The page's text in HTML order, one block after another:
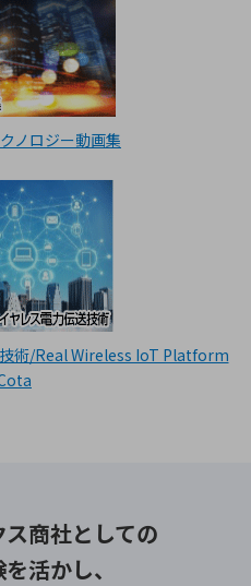
ノロジー動画集
術/Real Wireless IoT Platform
商社としての
活かし、